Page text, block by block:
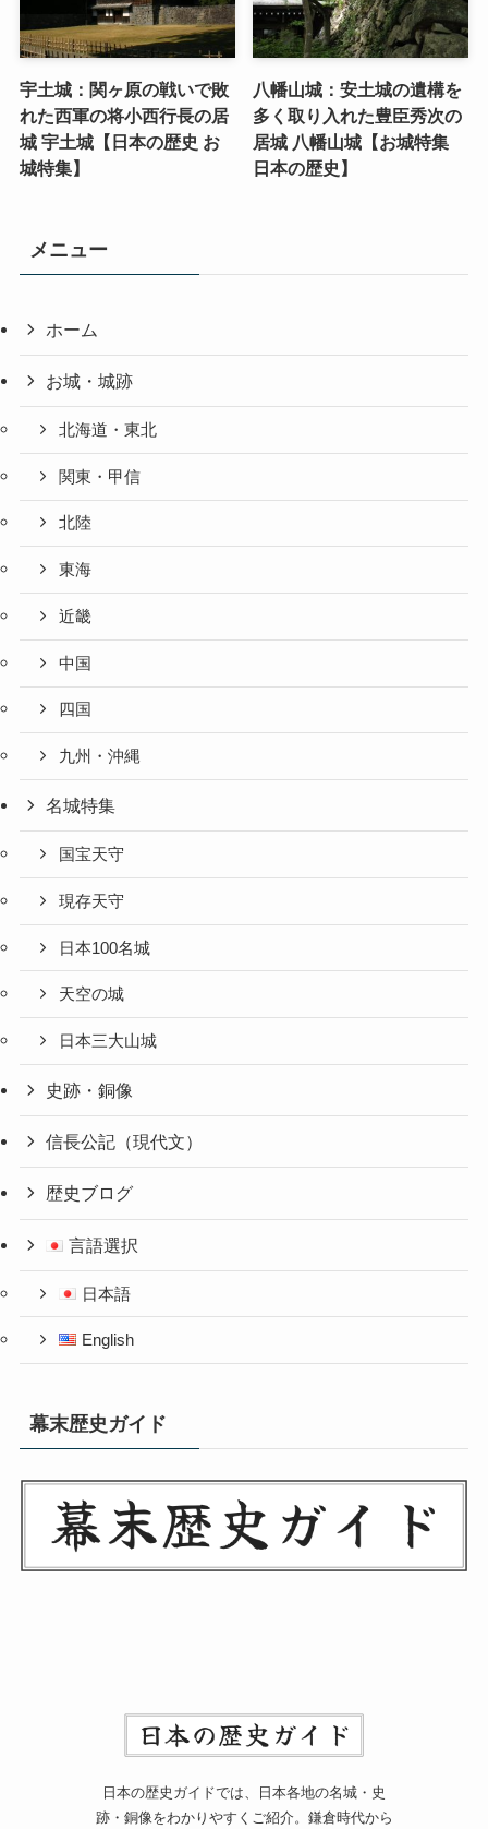
宇土城：関ヶ原の戦いで敗
れた西軍の将小西行長の居
城 宇土城【日本の歴史 お
城特集】
八幡山城：安土城の遺構を
多く取り入れた豊臣秀次の
居城 八幡山城【お城特集
日本の歴史】
メニュー
ホーム
お城・城跡
北海道・東北
関東・甲信
北陸
東海
近畿
中国
四国
九州・沖縄
名城特集
国宝天守
現存天守
日本100名城
天空の城
日本三大山城
史跡・銅像
信長公記（現代文）
歴史ブログ
言語選択
日本語
English
幕末歴史ガイド
日本の歴史ガイドでは、日本各地の名城・史
跡・銅像をわかりやすくご紹介。鎌倉時代から